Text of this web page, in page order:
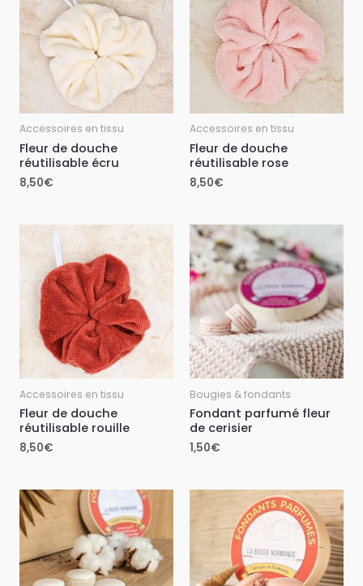
Accessoires en tissu
Fleur de douche
réutilisable écru
8,50€
Accessoires en tissu
Fleur de douche
réutilisable rose
8,50€
Accessoires en tissu
Fleur de douche
réutilisable rouille
8,50€
Bougies & fondants
Fondant parfumé fleur
de cerisier
1,50€